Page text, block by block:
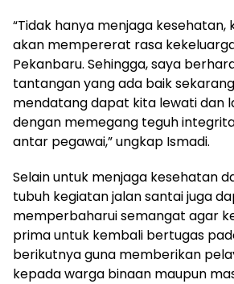
“Tidak hanya menjaga kesehatan,
akan mempererat rasa
Pekanbaru. Sehingga, saya
tantangan yang ada baik
mendatang dapat kita lewati dan
dengan memegang teguh
antar pegawai,” ungkap Ismadi.
Selain untuk menjaga kesehatan
tubuh kegiatan jalan santai juga
memperbaharui semangat agar
prima untuk kembali bertugas
berikutnya guna memberikan
kepada warga binaan maupun